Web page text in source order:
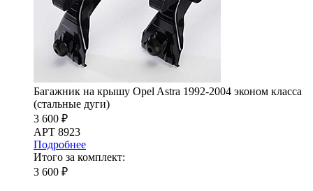
Багажник на крышу Opel Astra 1992-2004 эконом класса
(стальные дуги)
3 600 ₽
АРТ 8923
Подробнее
Итого за комплект:
3 600 ₽